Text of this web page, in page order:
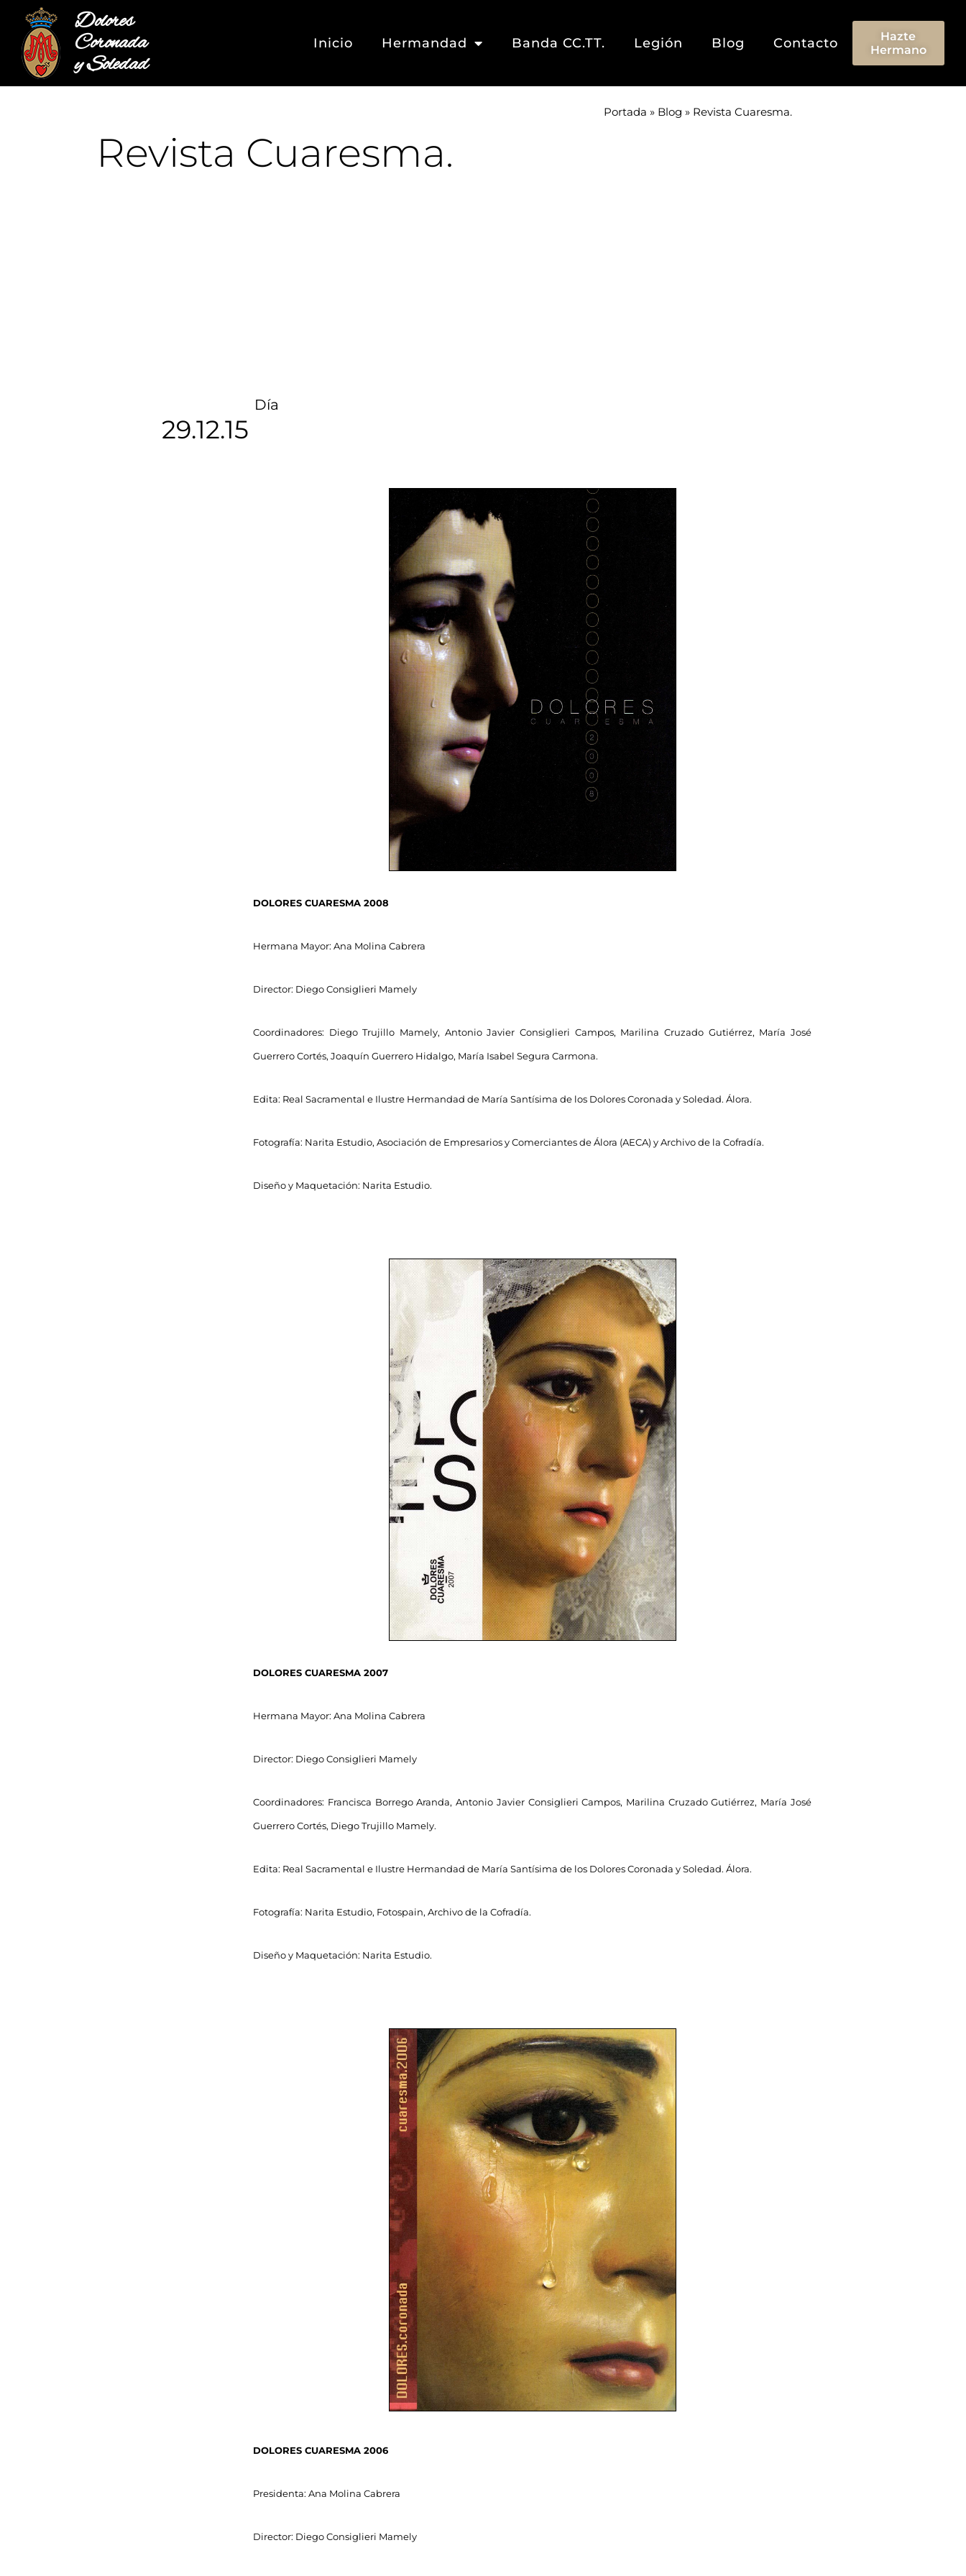
Dolores
Coronada
y Soledad
Inicio Hermandad Banda CC.TT. Legión Blog Contacto
Hazte
Hermano
Portada » Blog » Revista Cuaresma.
Revista Cuaresma.
Día
29.12.15
DOLORES CUARESMA 2008
Hermana Mayor: Ana Molina Cabrera
Director: Diego Consiglieri Mamely
Coordinadores: Diego Trujillo Mamely, Antonio Javier Consiglieri Campos, Marilina Cruzado Gutiérrez, María José
Guerrero Cortés, Joaquín Guerrero Hidalgo, María Isabel Segura Carmona.
Edita: Real Sacramental e Ilustre Hermandad de María Santísima de los Dolores Coronada y Soledad. Álora.
Fotografía: Narita Estudio, Asociación de Empresarios y Comerciantes de Álora (AECA) y Archivo de la Cofradía.
Diseño y Maquetación: Narita Estudio.
DOLORES CUARESMA 2007
Hermana Mayor: Ana Molina Cabrera
Director: Diego Consiglieri Mamely
Coordinadores: Francisca Borrego Aranda, Antonio Javier Consiglieri Campos, Marilina Cruzado Gutiérrez, María José
Guerrero Cortés, Diego Trujillo Mamely.
Edita: Real Sacramental e Ilustre Hermandad de María Santísima de los Dolores Coronada y Soledad. Álora.
Fotografía: Narita Estudio, Fotospain, Archivo de la Cofradía.
Diseño y Maquetación: Narita Estudio.
DOLORES CUARESMA 2006
Presidenta: Ana Molina Cabrera
Director: Diego Consiglieri Mamely